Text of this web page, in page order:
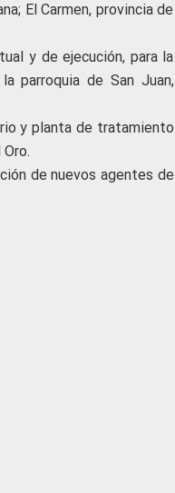
El Carmen, provincia de
y de ejecución, para la
parroquia de San Juan,
y planta de tratamiento
de nuevos agentes de